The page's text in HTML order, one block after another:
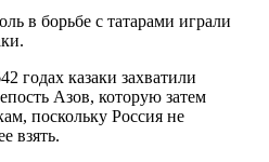
в борьбе с татарами играли
годах казаки захватили
Азов, которую затем
поскольку Россия не
взять.